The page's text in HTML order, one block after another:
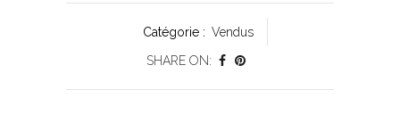
Catégorie : Vendus
SHARE ON: